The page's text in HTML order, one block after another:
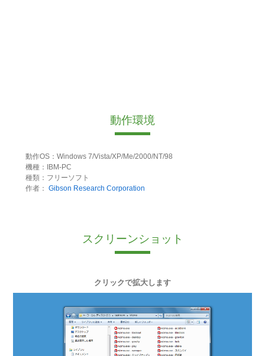
動作環境
動作OS：Windows 7/Vista/XP/Me/2000/NT/98
機種：IBM-PC
種類：フリーソフト
作者： Gibson Research Corporation
スクリーンショット
クリックで拡大します